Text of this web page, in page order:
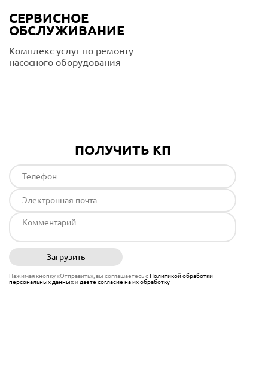
СЕРВИСНОЕ
ОБСЛУЖИВАНИЕ
Комплекс услуг по ремонту
насосного оборудования
ПОЛУЧИТЬ КП
Загрузить
Нажимая кнопку «Отправить», вы соглашаетесь сПолитикой обработки
персональных данныхи даёте согласие на их обработку